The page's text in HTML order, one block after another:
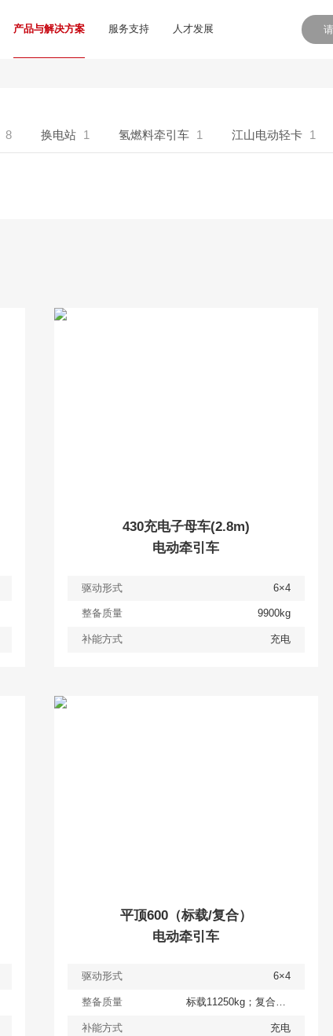
产品与解决方案 服务支持 人才发展
8 换电站 1 氢燃料牵引车 1 江山电动轻卡 1
430充电子母车(2.8m)
电动牵引车
驱动形式 6×4
整备质量 9900kg
补能方式 充电
平顶600（标载/复合）
电动牵引车
驱动形式 6×4
整备质量 标载11250kg；复合12000kg
补能方式 充电